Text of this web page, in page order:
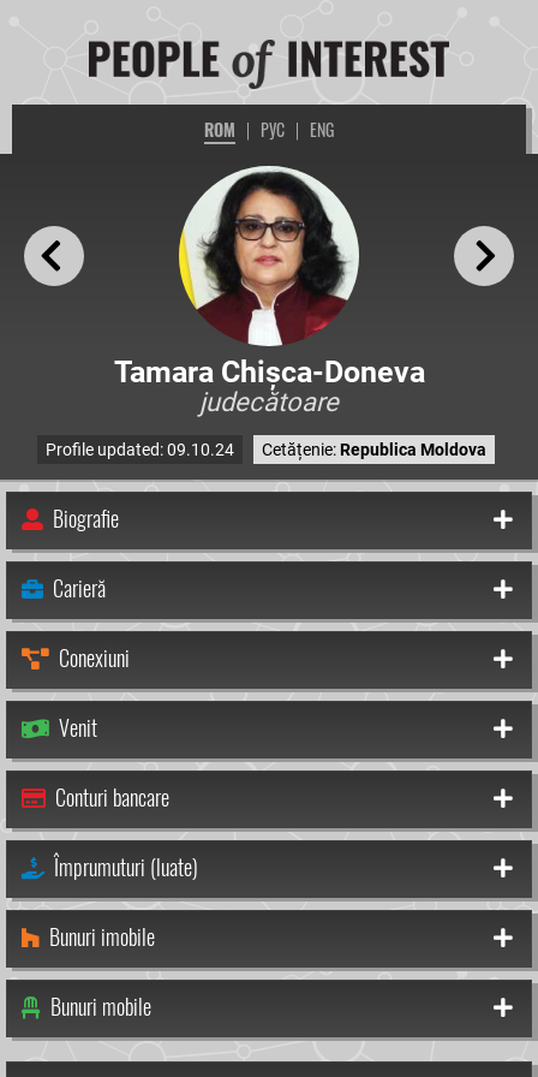
ROM | РУС | ENG
Tamara Chișca-Doneva
judecătoare
Profile updated: 09.10.24 Cetățenie:Republica Moldova
Biografie
Carieră
Conexiuni
Venit
Conturi bancare
Împrumuturi (luate)
Bunuri imobile
Bunuri mobile